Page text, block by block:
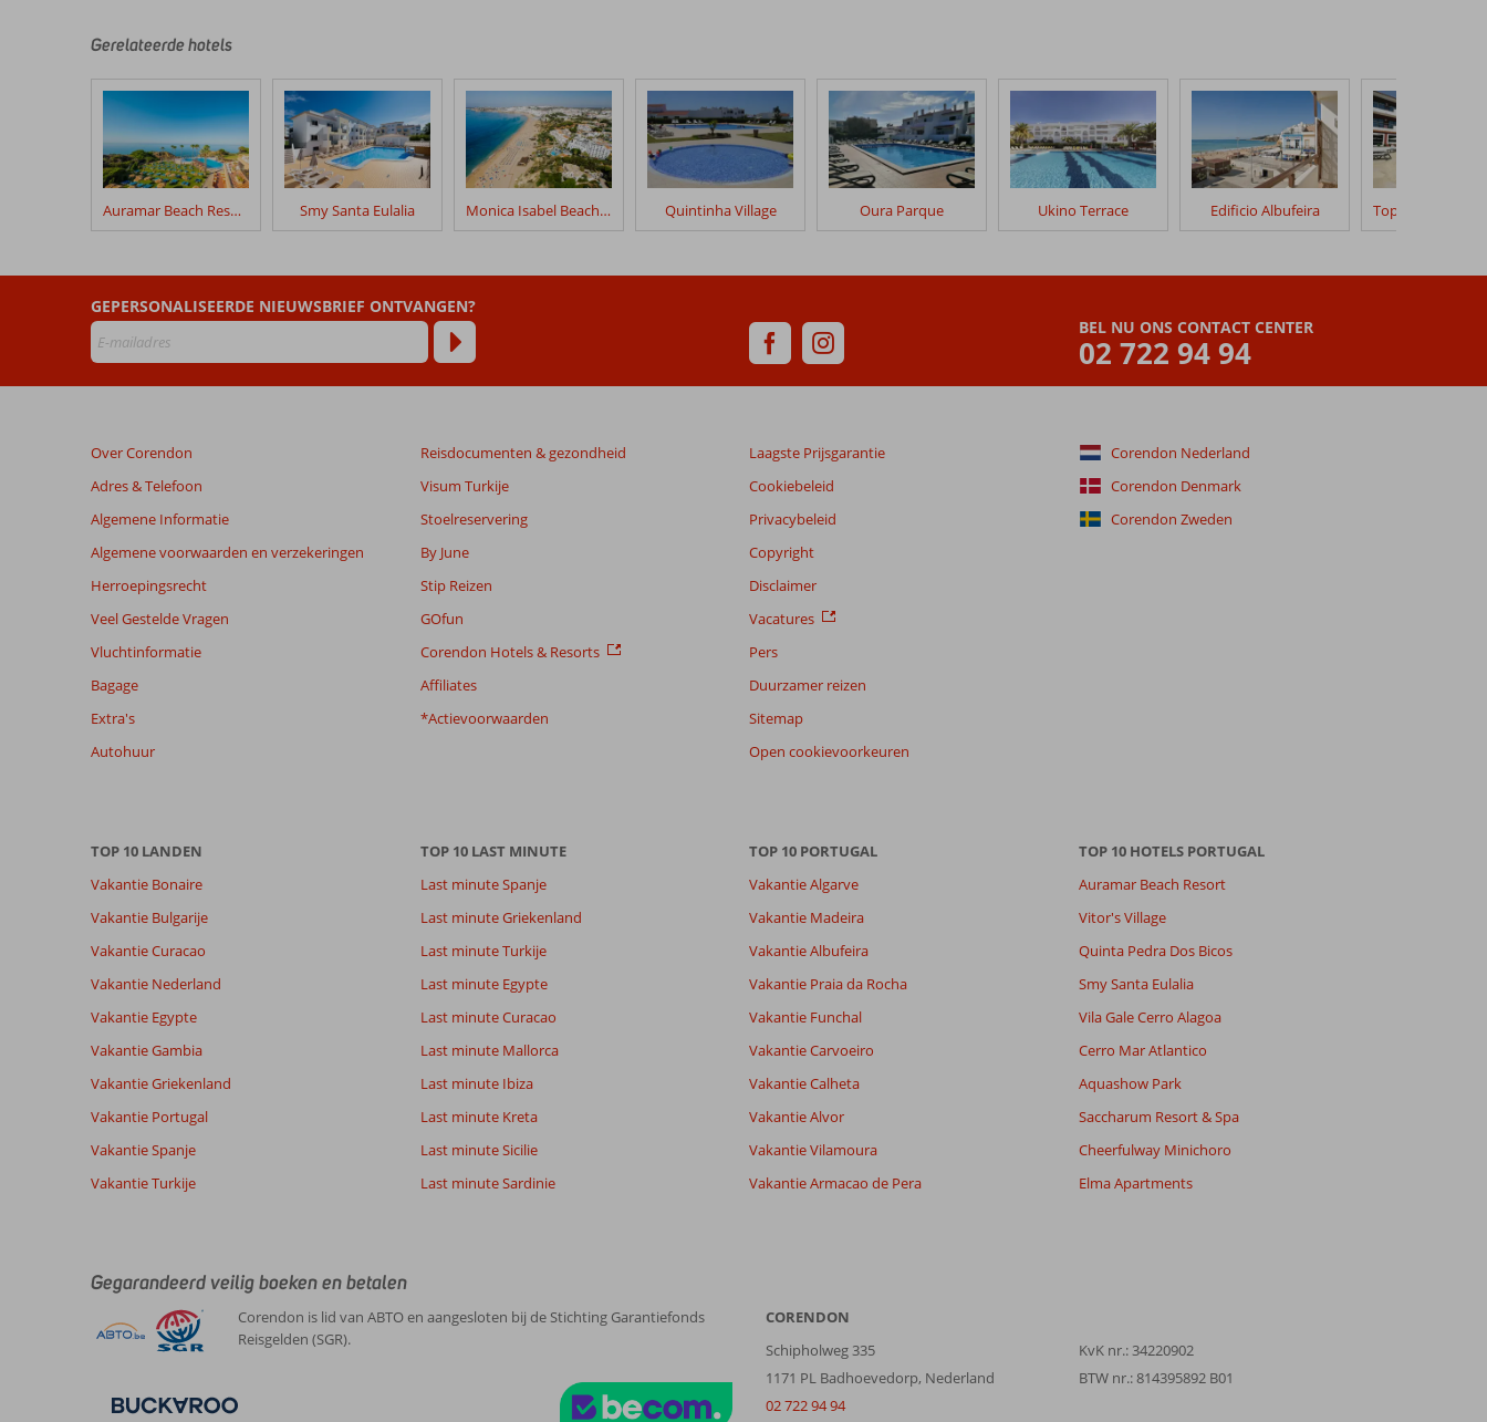
door
klanten
geschreven
na
hun
verblijf
Cheerfulway
Beoordelingen
die
ouder
zijn
maanden
niet
meer
om
de
van
de
beoordelingen.
Gerelateerde hotels
Auramar Beach Resort Smy Santa Eulalia Monica Isabel Beach Club Quintinha Village Oura Parque Ukino Terrace Edificio Albufeira
BEL NU ONS CONTACT CENTER
02 722 94 94
GEPERSONALISEERDE NIEUWSBRIEF ONTVANGEN?
Over Corendon
Adres & Telefoon
Algemene Informatie
Algemene voorwaarden en verzekeringen
Herroepingsrecht
Veel Gestelde Vragen
Vluchtinformatie
Bagage
Extra's
Autohuur
Reisdocumenten & gezondheid
Visum Turkije
Stoelreservering
By June
Stip Reizen
GOfun
Corendon Hotels & Resorts
Affiliates
*Actievoorwaarden
Laagste Prijsgarantie
Cookiebeleid
Privacybeleid
Copyright
Disclaimer
Vacatures
Pers
Duurzamer reizen
Sitemap
Open cookievoorkeuren
Corendon Nederland
Corendon Denmark
Corendon Zweden
TOP 10 LANDEN
Vakantie Bonaire
Vakantie Bulgarije
Vakantie Curacao
Vakantie Nederland
Vakantie Egypte
Vakantie Gambia
Vakantie Griekenland
Vakantie Portugal
Vakantie Spanje
Vakantie Turkije
TOP 10 LAST MINUTE
Last minute Spanje
Last minute Griekenland
Last minute Turkije
Last minute Egypte
Last minute Curacao
Last minute Mallorca
Last minute Ibiza
Last minute Kreta
Last minute Sicilie
Last minute Sardinie
TOP 10 PORTUGAL
Vakantie Algarve
Vakantie Madeira
Vakantie Albufeira
Vakantie Praia da Rocha
Vakantie Funchal
Vakantie Carvoeiro
Vakantie Calheta
Vakantie Alvor
Vakantie Vilamoura
Vakantie Armacao de Pera
TOP 10 HOTELS PORTUGAL
Auramar Beach Resort
Vitor's Village
Quinta Pedra Dos Bicos
Smy Santa Eulalia
Vila Gale Cerro Alagoa
Cerro Mar Atlantico
Aquashow Park
Saccharum Resort & Spa
Cheerfulway Minichoro
Elma Apartments
Gegarandeerd veilig boeken en betalen
Corendon is lid van ABTO en aangesloten bij de Stichting Garantiefonds
Reisgelden (SGR).
CORENDON
Schipholweg 335
1171 PL Badhoevedorp, Nederland
02 722 94 94
KvK nr.: 34220902
BTW nr.: 814395892 B01